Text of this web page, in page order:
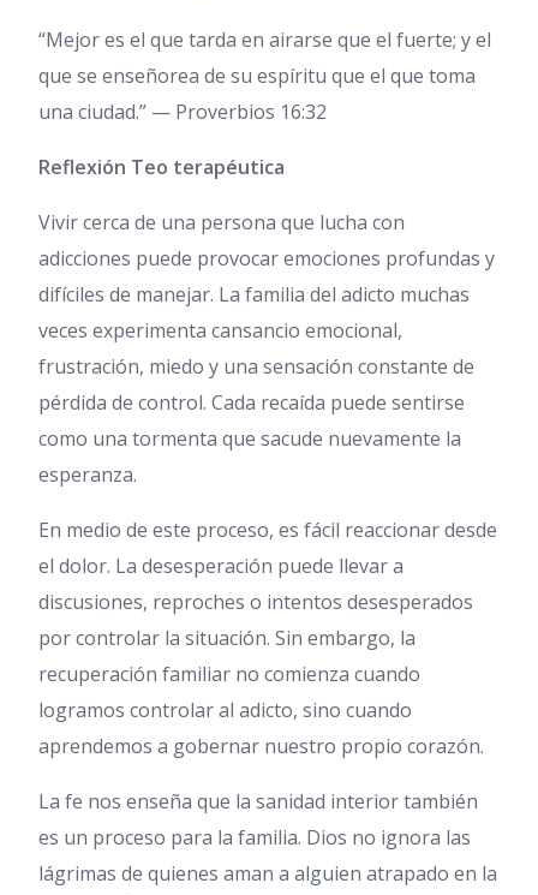
“Mejor es el que tarda en airarse que el fuerte; y el
que se enseñorea de su espíritu que el que toma
una ciudad.” — Proverbios 16:32
Reflexión Teo terapéutica
Vivir cerca de una persona que lucha con
adicciones puede provocar emociones profundas y
difíciles de manejar. La familia del adicto muchas
veces experimenta cansancio emocional,
frustración, miedo y una sensación constante de
pérdida de control. Cada recaída puede sentirse
como una tormenta que sacude nuevamente la
esperanza.
En medio de este proceso, es fácil reaccionar desde
el dolor. La desesperación puede llevar a
discusiones, reproches o intentos desesperados
por controlar la situación. Sin embargo, la
recuperación familiar no comienza cuando
logramos controlar al adicto, sino cuando
aprendemos a gobernar nuestro propio corazón.
La fe nos enseña que la sanidad interior también
es un proceso para la familia. Dios no ignora las
lágrimas de quienes aman a alguien atrapado en la